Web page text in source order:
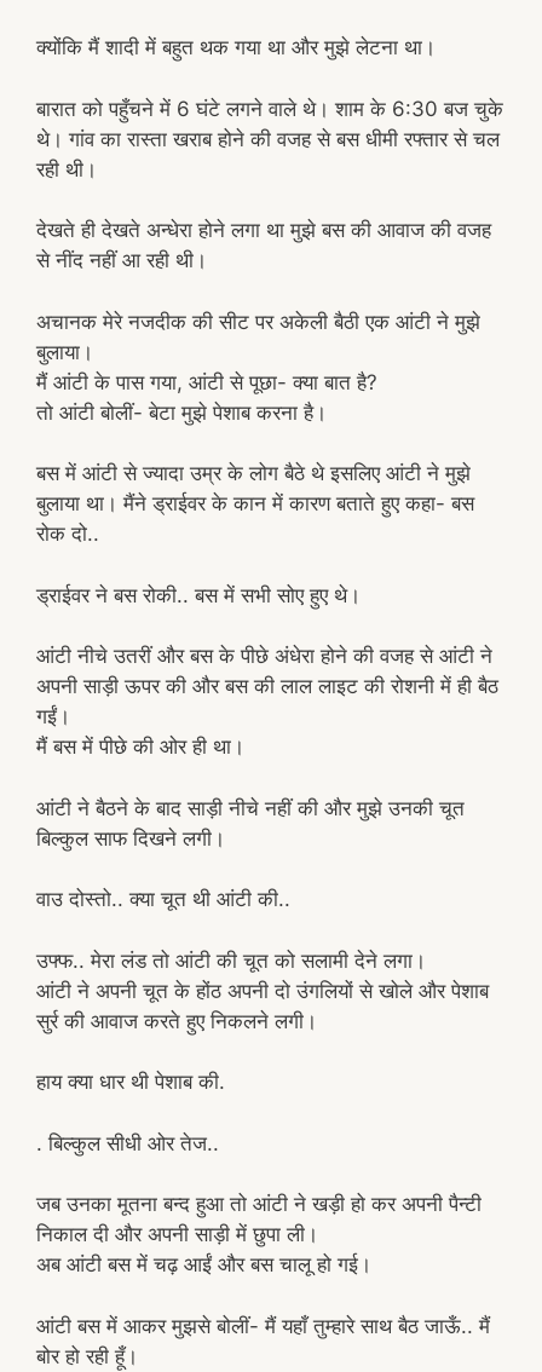
क्योंकि मैं शादी में बहुत थक गया था और मुझे लेटना था।
बारात को पहुँचने में 6 घंटे लगने वाले थे। शाम के 6:30 बज चुके
थे। गांव का रास्ता खराब होने की वजह से बस धीमी रफ्तार से चल
रही थी।
देखते ही देखते अन्धेरा होने लगा था मुझे बस की आवाज की वजह
से नींद नहीं आ रही थी।
अचानक मेरे नजदीक की सीट पर अकेली बैठी एक आंटी ने मुझे
बुलाया।
मैं आंटी के पास गया, आंटी से पूछा- क्या बात है?
तो आंटी बोलीं- बेटा मुझे पेशाब करना है।
बस में आंटी से ज्यादा उम्र के लोग बैठे थे इसलिए आंटी ने मुझे
बुलाया था। मैंने ड्राईवर के कान में कारण बताते हुए कहा- बस
रोक दो..
ड्राईवर ने बस रोकी.. बस में सभी सोए हुए थे।
आंटी नीचे उतरीं और बस के पीछे अंधेरा होने की वजह से आंटी ने
अपनी साड़ी ऊपर की और बस की लाल लाइट की रोशनी में ही बैठ
गईं।
मैं बस में पीछे की ओर ही था।
आंटी ने बैठने के बाद साड़ी नीचे नहीं की और मुझे उनकी चूत
बिल्कुल साफ दिखने लगी।
वाउ दोस्तो.. क्या चूत थी आंटी की..
उफ्फ.. मेरा लंड तो आंटी की चूत को सलामी देने लगा।
आंटी ने अपनी चूत के होंठ अपनी दो उंगलियों से खोले और पेशाब
सुर्र की आवाज करते हुए निकलने लगी।
हाय क्या धार थी पेशाब की.
. बिल्कुल सीधी ओर तेज..
जब उनका मूतना बन्द हुआ तो आंटी ने खड़ी हो कर अपनी पैन्टी
निकाल दी और अपनी साड़ी में छुपा ली।
अब आंटी बस में चढ़ आईं और बस चालू हो गई।
आंटी बस में आकर मुझसे बोलीं- मैं यहाँ तुम्हारे साथ बैठ जाऊँ.. मैं
बोर हो रही हूँ।